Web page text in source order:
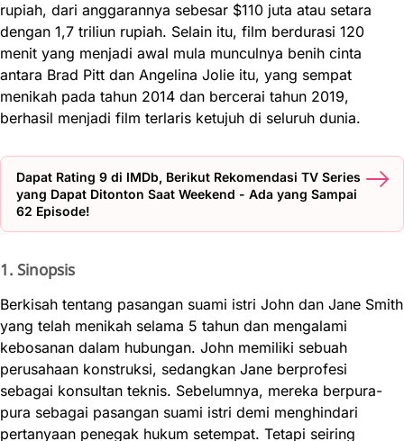
rupiah, dari anggarannya sebesar $110 juta atau setara
dengan 1,7 triliun rupiah. Selain itu, film berdurasi 120
menit yang menjadi awal mula munculnya benih cinta
antara Brad Pitt dan Angelina Jolie itu, yang sempat
menikah pada tahun 2014 dan bercerai tahun 2019,
berhasil menjadi film terlaris ketujuh di seluruh dunia.
Dapat Rating 9 di IMDb, Berikut Rekomendasi TV Series
yang Dapat Ditonton Saat Weekend - Ada yang Sampai
62 Episode!
1. Sinopsis
Berkisah tentang pasangan suami istri John dan Jane Smith
yang telah menikah selama 5 tahun dan mengalami
kebosanan dalam hubungan. John memiliki sebuah
perusahaan konstruksi, sedangkan Jane berprofesi
sebagai konsultan teknis. Sebelumnya, mereka berpura-
pura sebagai pasangan suami istri demi menghindari
pertanyaan penegak hukum setempat. Tetapi seiring